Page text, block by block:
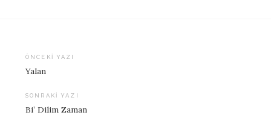
dolaşımı
ÖNCEKI YAZI
Yalan
SONRAKI YAZI
Bi’ Dilim Zaman